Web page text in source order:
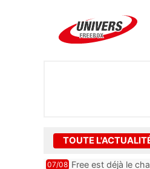
TOUTE
07/08 Free est déjà le